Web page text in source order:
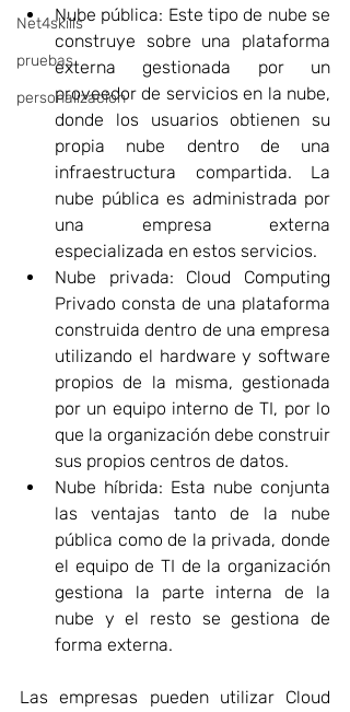
Net4skills
pruebas
personalizacion
Nube pública: Este tipo de nube se
construye sobre una plataforma
externa gestionada por un
proveedor de servicios en la nube,
donde los usuarios obtienen su
propia nube dentro de una
infraestructura compartida. La
nube pública es administrada por
una empresa externa
especializada en estos servicios.
Nube privada: Cloud Computing
Privado consta de una plataforma
construida dentro de una empresa
utilizando el hardware y software
propios de la misma, gestionada
por un equipo interno de TI, por lo
que la organización debe construir
sus propios centros de datos.
Nube híbrida: Esta nube conjunta
las ventajas tanto de la nube
pública como de la privada, donde
el equipo de TI de la organización
gestiona la parte interna de la
nube y el resto se gestiona de
forma externa.
Las empresas pueden utilizar Cloud